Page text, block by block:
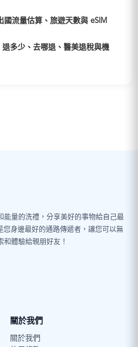
國流量估算、旅遊天數與 eSIM
多少、去哪退、醫美退稅與機
能量的洗禮，分享美好的事物給自己最
身邊最好的通路傳遞者，讓您可以無
體驗給親朋好友！
關於我們
關於我們